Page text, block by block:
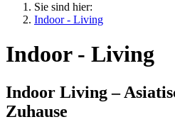
Sie sind hier:
Indoor - Living
Indoor - Living
Indoor Living –
Zuhause